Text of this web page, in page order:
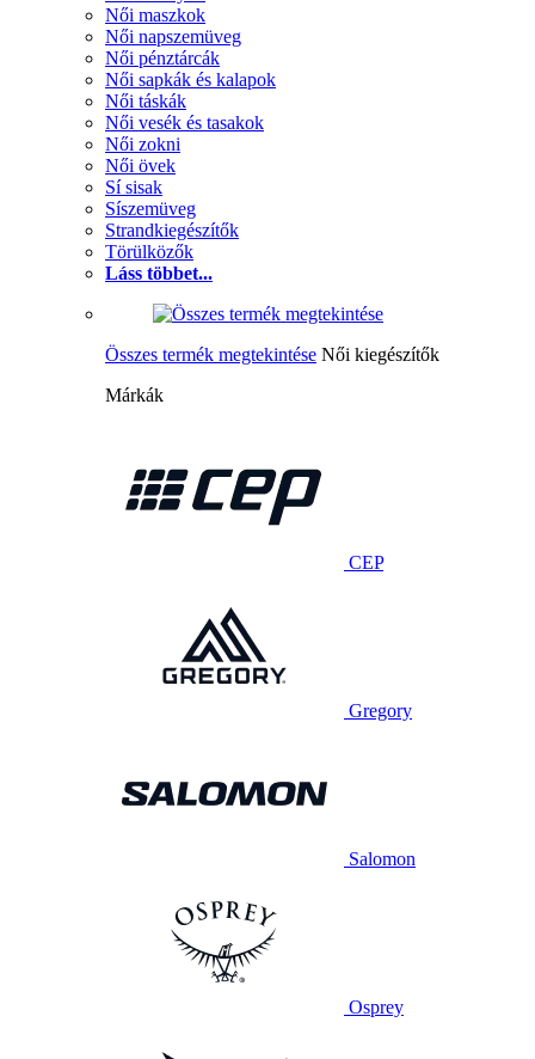
Női maszkok
Női napszemüveg
Női pénztárcák
Női sapkák és kalapok
Női táskák
Női vesék és tasakok
Női zokni
Női övek
Sí sisak
Síszemüveg
Strandkiegészítők
Törülközők
Láss többet...
Összes termék megtekintése Női kiegészítők
Márkák
CEP
Gregory
Salomon
Osprey